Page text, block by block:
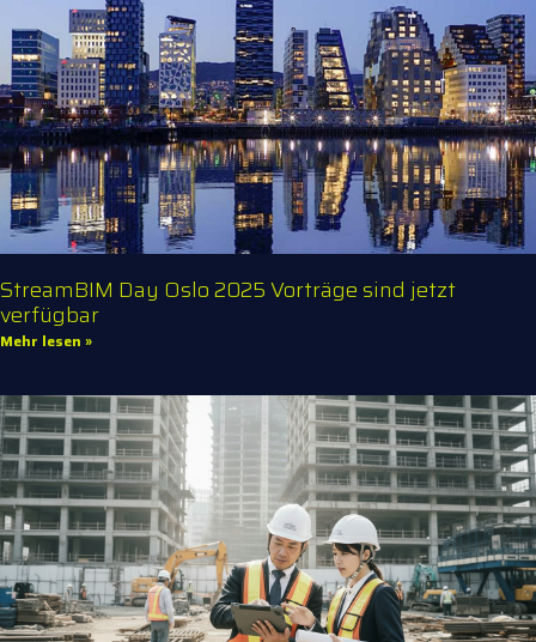
StreamBIM Day Oslo 2025 Vorträge sind jetzt
verfügbar
Mehr lesen »